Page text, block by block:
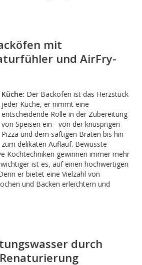
mit
und AirFry-
Küche: Der Backofen ist das Herzstück
jeder Küche, er nimmt eine
entscheidende Rolle in der Zubereitung
von Speisen ein - von der knusprigen
Pizza und dem saftigen Braten bis hin
zum delikaten Auflauf. Bewusste
Kochtechniken gewinnen immer mehr
ist es, auf einen hochwertigen
er bietet eine Vielzahl von
und Backen erleichtern und
durch